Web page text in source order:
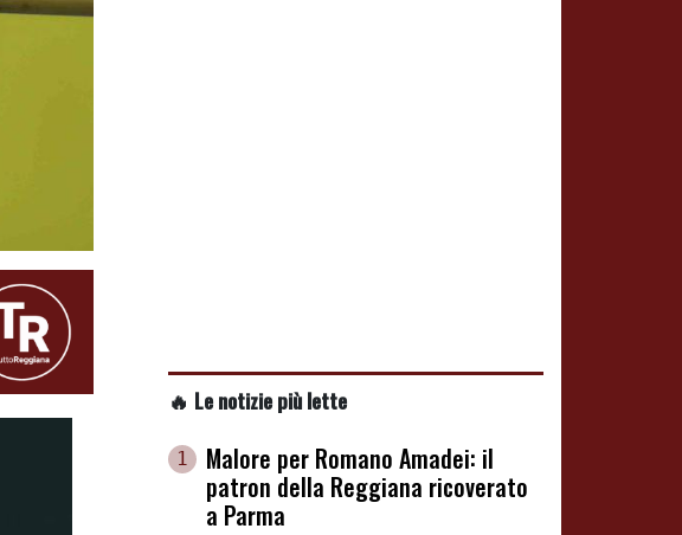
🔥 Le notizie più lette
1
Malore per Romano Amadei: il
patron della Reggiana ricoverato
a Parma